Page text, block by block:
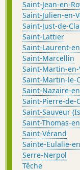
Saint-Jean-en-
Saint-Julien-en-
Saint-Just-de-
Saint-Lattier
Saint-Laurent-
Saint-Marcellin
Saint-Martin-en-
Saint-Martin-le-
Saint-Nazaire-
Saint-Pierre-de-
Saint-Sauveur
Saint-Thomas-
Saint-Vérand
Sainte-Eulalie-
Serre-Nerpol
Têche